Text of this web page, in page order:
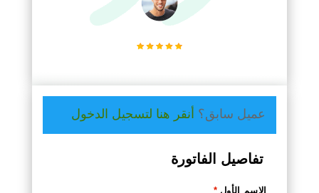
عميل سابق؟ أنقر هنا لتسجيل الدخول
تفاصيل الفاتورة
الاسم الأول*